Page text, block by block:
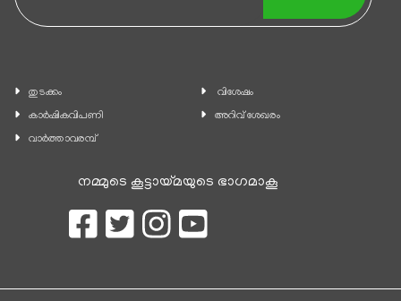
തുടക്കം
കാ‍ർഷികവിപണി
വാര്‍ത്താവരമ്പ്
വിശേഷം
അറിവ് ശേഖരം
നമ്മുടെ കൂട്ടായ്മയുടെ ഭാഗമാകൂ